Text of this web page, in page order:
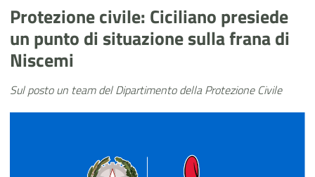
Protezione civile: Ciciliano presiede
un punto di situazione sulla frana di
Niscemi
Sul posto un team del Dipartimento della Protezione Civile